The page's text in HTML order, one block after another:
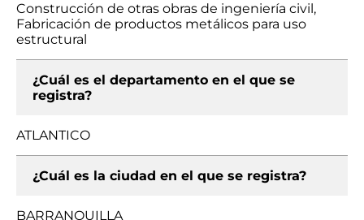
Construcción de otras obras de ingeniería civil,
Fabricación de productos metálicos para uso
estructural
¿Cuál es el departamento en el que se
registra?
ATLANTICO
¿Cuál es la ciudad en el que se registra?
BARRANQUILLA